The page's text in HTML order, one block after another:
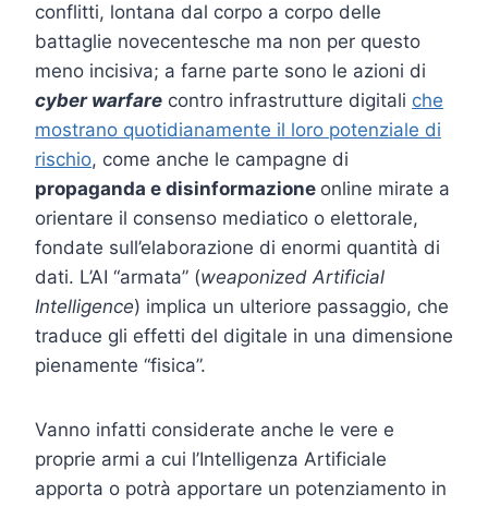
conflitti, lontana dal corpo a corpo delle
battaglie novecentesche ma non per questo
meno incisiva; a farne parte sono le azioni di
cyber warfare contro infrastrutture digitali che
mostrano quotidianamente il loro potenziale di
rischio, come anche le campagne di
propaganda e disinformazione online mirate a
orientare il consenso mediatico o elettorale,
fondate sull’elaborazione di enormi quantità di
dati. L’AI “armata” (weaponized Artificial
Intelligence) implica un ulteriore passaggio, che
traduce gli effetti del digitale in una dimensione
pienamente “fisica”.
Vanno infatti considerate anche le vere e
proprie armi a cui l’Intelligenza Artificiale
apporta o potrà apportare un potenziamento in